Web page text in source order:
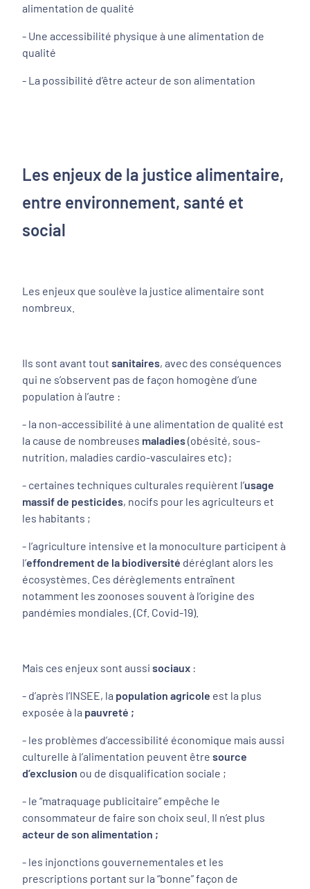
alimentation de qualité
- Une accessibilité physique à une alimentation de
qualité
- La possibilité d’être acteur de son alimentation
Les enjeux de la justice alimentaire,
entre environnement, santé et
social
Les enjeux que soulève la justice alimentaire sont
nombreux.
Ils sont avant tout sanitaires, avec des conséquences
qui ne s’observent pas de façon homogène d’une
population à l’autre :
- la non-accessibilité à une alimentation de qualité est
la cause de nombreuses maladies(obésité, sous-
nutrition, maladies cardio-vasculaires etc) ;
- certaines techniques culturales requièrent l’usage
massif de pesticides, nocifs pour les agriculteurs et
les habitants ;
- l’agriculture intensive et la monoculture participent à
l’effondrement de la biodiversité déréglant alors les
écosystèmes. Ces dérèglements entraînent
notamment les zoonoses souvent à l’origine des
pandémies mondiales. (Cf. Covid-19).
Mais ces enjeux sont aussi sociaux :
- d’après l’INSEE, la population agricole est la plus
exposée à la pauvreté ;
- les problèmes d’accessibilité économique mais aussi
culturelle à l’alimentation peuvent être source
d’exclusion ou de disqualification sociale ;
- le “matraquage publicitaire” empêche le
consommateur de faire son choix seul. Il n’est plus
acteur de son alimentation ;
- les injonctions gouvernementales et les
prescriptions portant sur la “bonne” façon de